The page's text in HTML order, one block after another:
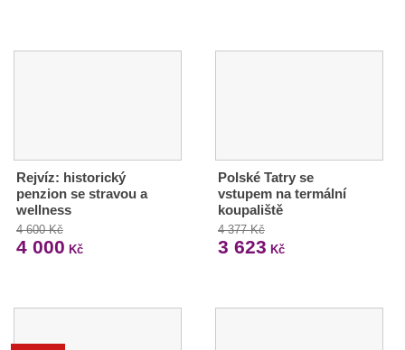
Rejvíz: historický
penzion se stravou a
wellness
4 600 Kč
4 000 Kč
Polské Tatry se
vstupem na termální
koupaliště
4 377 Kč
3 623 Kč